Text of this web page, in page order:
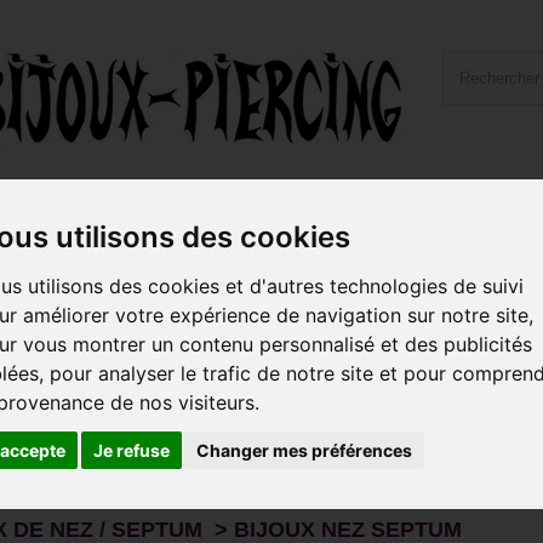
utilisons des cookies
utilisons des cookies et d'autres technologies de suivi
améliorer votre expérience de navigation sur notre site,
vous montrer un contenu personnalisé et des publicités
pour analyser le trafic de notre site et pour
de nos visiteurs.
Je refuse Changer mes préférences
de nez / septum > Bijoux nez Septum
classiques aux plus originaux, découvrez ici tous les modèles de
de qualité sont enacier
ou enbioflex.
votre choix parmi les
DE NEZ / SEPTUM > BIJOUX NEZ SEPTUM